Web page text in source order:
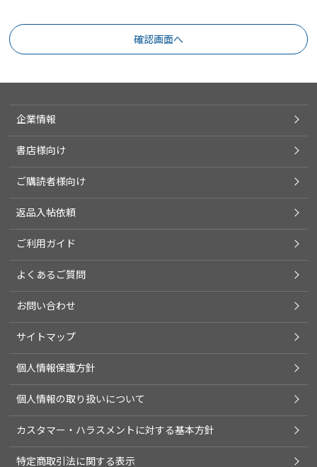
企業情報
書店様向け
ご購読者様向け
返品入帖依頼
ご利用ガイド
よくあるご質問
お問い合わせ
サイトマップ
個人情報保護方針
個人情報の取り扱いについて
カスタマー・ハラスメントに対する基本方針
特定商取引法に関する表示